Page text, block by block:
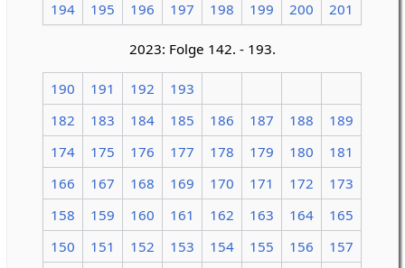
194
195 196 197 198 199 200 201
2023: Folge 142. - 193.
190 191 192
193
182
183 184 185 186 187 188
189
174
175 176 177 178 179 180
181
166
167 168 169 170 171 172
173
158
159 160 161 162 163 164
165
150
151 152 153 154 155 156
157